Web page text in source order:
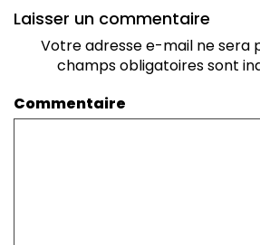
Laisser un commentaire
Votre adresse e-mail ne sera
champs obligatoires sont
Commentaire